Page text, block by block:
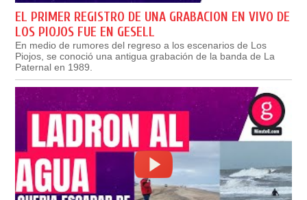
EL PRIMER REGISTRO DE UNA GRABACION EN VIVO DE
LOS PIOJOS FUE EN GESELL
En medio de rumores del regreso a los escenarios de Los
Piojos, se conoció una antigua grabación de la banda de La
Paternal en 1989.